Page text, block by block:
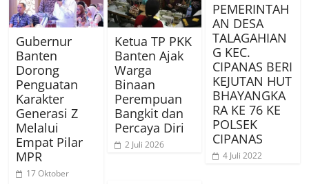
Gubernur
Banten
Dorong
Penguatan
Karakter
Generasi Z
Melalui
Empat Pilar
MPR
17 Oktober
Ketua TP PKK
Banten Ajak
Warga
Binaan
Perempuan
Bangkit dan
Percaya Diri
2 Juli 2026
PEMERINTAH
AN DESA
TALAGAHIAN
G KEC.
CIPANAS BERI
KEJUTAN HUT
BHAYANGKA
RA KE 76 KE
POLSEK
CIPANAS
4 Juli 2022